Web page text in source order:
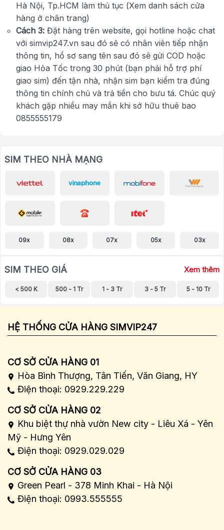
Hà Nội, Tp.HCM làm thủ tục (Xem danh sách cửa
hàng ở chân trang)
Cách 3: Đặt hàng trên website, gọi hotline hoặc chat
với simvip247.vn sau đó sẽ có nhân viên tiếp nhận
thông tin, hồ sơ sang tên sau đó sẽ gửi COD hoặc
giao Hỏa Tốc trong 30 phút (bạn phải hỗ trợ phí
giao sim) đến tận nhà, nhận sim bạn kiểm tra đúng
thông tin chính chủ và trả tiền cho bưu tá. Chúc quý
khách gặp nhiều may mắn khi sở hữu thuê bao
0855555179
SIM THEO NHÀ MẠNG
09x 08x 07x 05x 03x
SIM THEO GIÁ Xem thêm
< 500 K 500 - 1 Tr 1 - 3 Tr 3 - 5 Tr 5 - 10 Tr
HỆ THỐNG CỬA HÀNG SIMVIP247
CƠ SỞ CỬA HÀNG 01
Hòa Bình Thượng, Tân Tiến, Văn Giang, HY
Điện thoại: 0929.229.229
CƠ SỞ CỬA HÀNG 02
Khu biệt thự nhà vườn New city - Liêu Xá - Yên
Mỹ - Hưng Yên
Điện thoại: 0929.029.029
CƠ SỞ CỬA HÀNG 03
Green Pearl - 378 Minh Khai - Hà Nội
Điện thoại: 0993.555555